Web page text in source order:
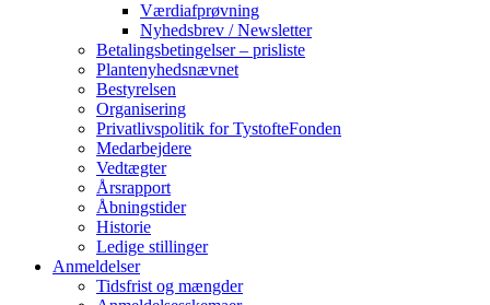
Værdiafprøvning
Nyhedsbrev / Newsletter
Betalingsbetingelser – prisliste
Plantenyhedsnævnet
Bestyrelsen
Organisering
Privatlivspolitik for TystofteFonden
Medarbejdere
Vedtægter
Årsrapport
Åbningstider
Historie
Ledige stillinger
Anmeldelser
Tidsfrist og mængder